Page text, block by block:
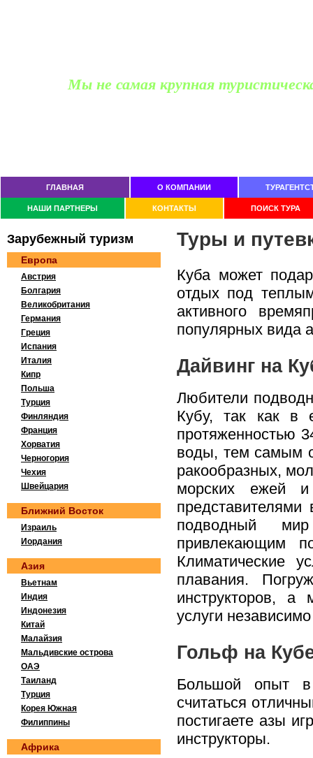
Мы не самая крупная
ГЛАВНАЯ О КОМПАНИИ
НАШИ ПАРТНЕРЫ КОНТАКТЫ ПОИСК ТУРА
Туры и
Куба может
отдых под
активного
популярных вида
Дайвинг на
Любители
Кубу, так как в
протяженностью
воды, тем самым
ракообразных,
морских ежей
подводный мир
привлекающим
Климатические
плавания.
инструкторов, а
услуги
Гольф на
Большой опыт в
считаться
постигаете азы
инструкторы.
Зaрубeжный тypизм
Европа
Австрия
Болгария
Великобритания
Германия
Греция
Испания
Италия
Кипр
Польша
Турция
Финляндия
Франция
Хорватия
Черногория
Чехия
Швейцария
Ближний Восток
Израиль
Иордания
Азия
Вьетнам
Индия
Индонезия
Китай
Малайзия
Мальдивские острова
ОАЭ
Таиланд
Турция
Корея Южная
Филиппины
Африка